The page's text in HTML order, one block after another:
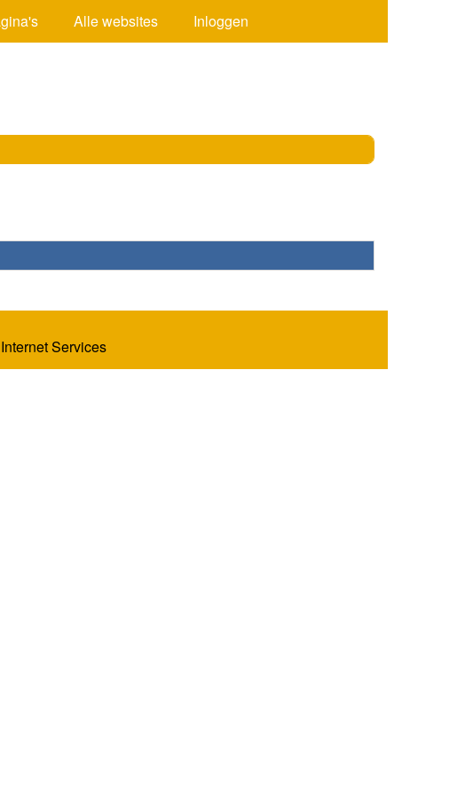
Alle websites Inloggen
Services